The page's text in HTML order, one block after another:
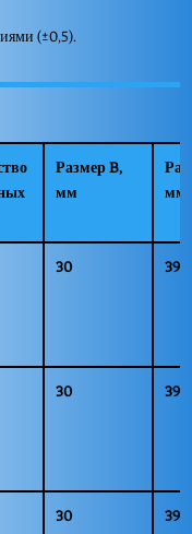
(±0,5).
Размер B,
мм
мм
30 39
30 39
30 39